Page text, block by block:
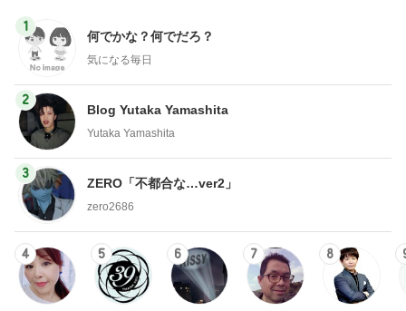
1
何でかな？何でだろ？
気になる毎日
2
Blog Yutaka Yamashita
Yutaka Yamashita
3
ZERO「不都合な…ver2」
zero2686
4 5 6 7 8